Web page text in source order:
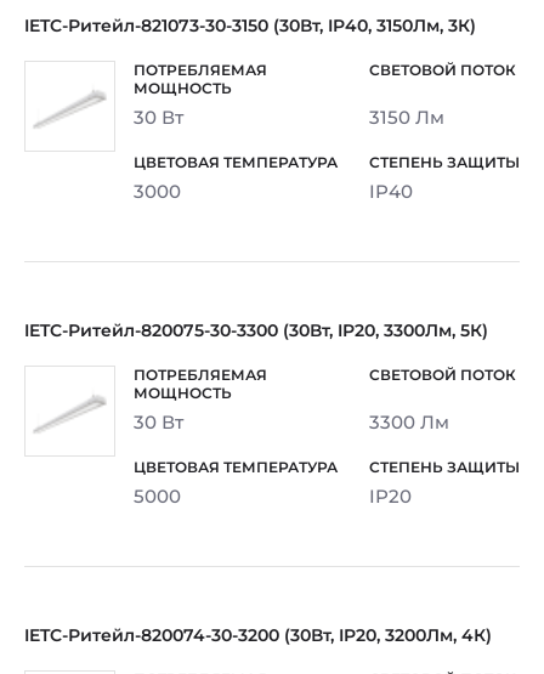
IETC-Ритейл-821073-30-3150 (30Вт, IP40, 3150Лм, 3К)
30 Вт 3150 Лм
3000 IP40
IETC-Ритейл-820075-30-3300 (30Вт, IP20, 3300Лм, 5К)
30 Вт 3300 Лм
5000 IP20
IETC-Ритейл-820074-30-3200 (30Вт, IP20, 3200Лм, 4К)